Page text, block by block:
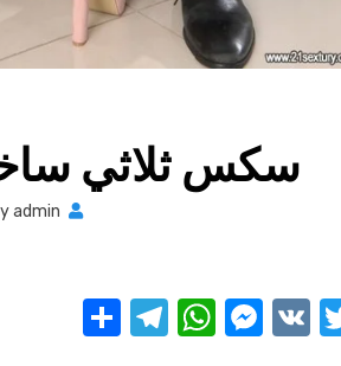
سكس ثلاثي
admin
T
V
M
W
T